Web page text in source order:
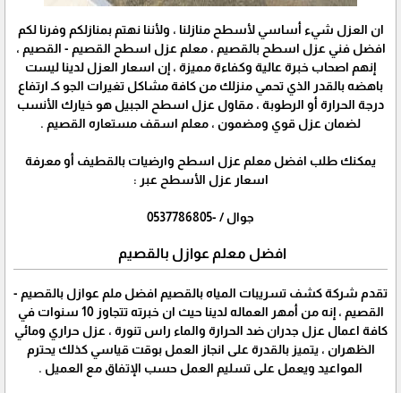
ان العزل شيء أساسي لأسطح منازلنا ، ولأننا نهتم بمنازلكم وفرنا لكم
افضل فني عزل اسطح بالقصيم ، معلم عزل اسطح القصيم - القصيم ،
إنهم اصحاب خبرة عالية وكفاءة مميزة ، إن اسعار العزل لدينا ليست
باهضه بالقدر الذي تحمي منزلك من كافة مشاكل تغيرات الجو كـ ارتفاع
درجة الحرارة أو الرطوبة ، مقاول عزل اسطح الجبيل هو خيارك الأنسب
لضمان عزل قوي ومضمون ، معلم اسقف مستعاره القصيم .
يمكنك طلب افضل معلم عزل اسطح وارضيات بالقطيف أو معرفة
اسعار عزل الأسطح عبر :
جوال / -0537786805
افضل معلم عوازل بالقصيم
تقدم شركة كشف تسريبات المياه بالقصيم افضل ملم عوازل بالقصيم -
القصيم ، إنه من أمهر العماله لدينا حيث ان خبرته تتجاوز 10 سنوات في
كافة اعمال عزل جدران ضد الحرارة والماء راس تنورة ، عزل حراري ومائي
الظهران ، يتميز بالقدرة على انجاز العمل بوقت قياسي كذلك يحترم
المواعيد ويعمل على تسليم العمل حسب الإتفاق مع العميل .